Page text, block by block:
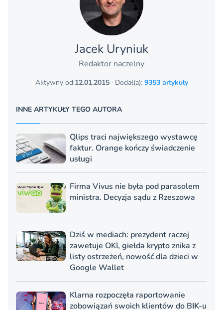
Jacek Uryniuk
Redaktor naczelny
Aktywny od:12.01.2015· Dodał(a): 9353 artykuły
INNE ARTYKUŁY TEGO AUTORA
Qlips traci największego wystawcę
faktur. Orange kończy świadczenie
usługi
Firma Vivus nie była pod parasolem
ministra. Decyzja sądu z Rzeszowa
Dziś w mediach: prezydent raczej
zawetuje OKI, giełda krypto znika z
listy ostrzeżeń, nowość dla dzieci w
Google Wallet
Klarna rozpoczęła raportowanie
zobowiązań swoich klientów do BIK-u